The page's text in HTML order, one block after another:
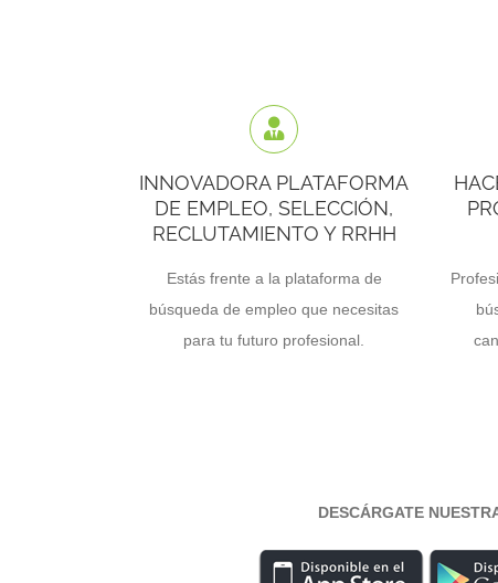
INNOVADORA PLATAFORMA
DE EMPLEO, SELECCIÓN,
RECLUTAMIENTO Y RRHH
Estás frente a la plataforma de
búsqueda de empleo que necesitas
para tu futuro profesional.
DESCÁRGATE